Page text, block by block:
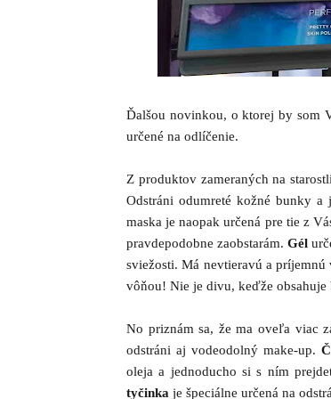
Ďalšou novinkou, o ktorej by som
určené na odlíčenie.
Z produktov zameraných na
Odstráni odumreté kožné bunky
maska je naopak určená pre tie z
pravdepodobne zaobstarám.Gél
sviežosti. Má nevtieravú a
vôňou! Nie je divu, keďže
No priznám sa, že ma oveľa viac
odstráni aj vodeodolný make-up.
oleja a jednoducho si s ním
tyčinka je špeciálne určená na